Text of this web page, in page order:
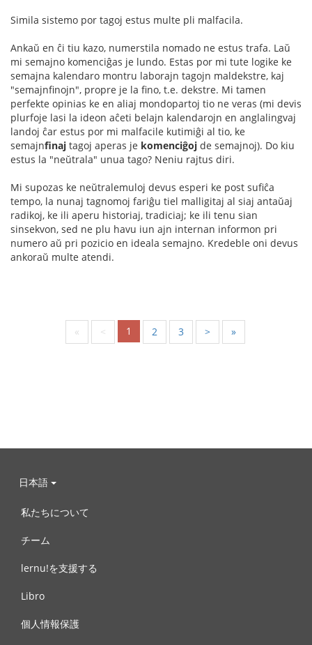
Simila sistemo por tagoj estus multe pli malfacila.
Ankaŭ en ĉi tiu kazo, numerstila nomado ne estus trafa. Laŭ
mi semajno komenciĝas je lundo. Estas por mi tute logike ke
semajna kalendaro montru laborajn tagojn maldekstre, kaj
"semajnfinojn", propre je la fino, t.e. dekstre. Mi tamen
perfekte opinias ke en aliaj mondopartoj tio ne veras (mi devis
plurfoje lasi la ideon aĉeti belajn kalendarojn en anglalingvaj
landoj ĉar estus por mi malfacile kutimiĝi al tio, ke
semajnfinaj tagoj aperas je komenciĝoj de semajnoj). Do kiu
estus la "neŭtrala" unua tago? Neniu rajtus diri.
Mi supozas ke neŭtralemuloj devus esperi ke post sufiĉa
tempo, la nunaj tagnomoj fariĝu tiel malligitaj al siaj antaŭaj
radikoj, ke ili aperu historiaj, tradiciaj; ke ili tenu sian
sinsekvon, sed ne plu havu iun ajn internan informon pri
numero aŭ pri pozicio en ideala semajno. Kredeble oni devus
ankoraŭ multe atendi.
« < 1 2 3 > »
日本語
私たちについて
チーム
lernu!を支援する
Libro
個人情報保護